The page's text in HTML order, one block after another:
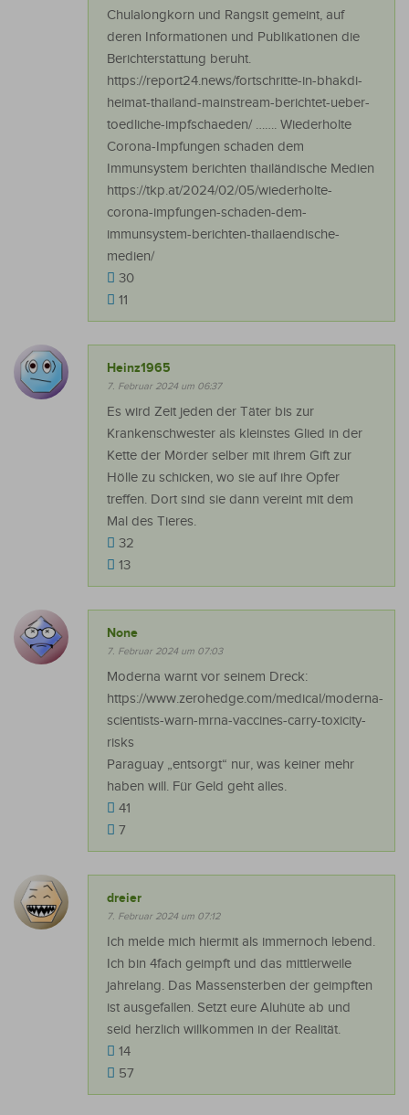
Chulalongkorn und Rangsit gemeint, auf
deren Informationen und Publikationen die
Berichterstattung beruht.
https://report24.news/fortschritte-in-bhakdi-
heimat-thailand-mainstream-berichtet-ueber-
toedliche-impfschaeden/ ……. Wiederholte
Corona-Impfungen schaden dem
Immunsystem berichten thailändische Medien
https://tkp.at/2024/02/05/wiederholte-
corona-impfungen-schaden-dem-
immunsystem-berichten-thailaendische-
medien/
30
11
Heinz1965
7. Februar 2024 um 06:37
Es wird Zeit jeden der Täter bis zur
Krankenschwester als kleinstes Glied in der
Kette der Mörder selber mit ihrem Gift zur
Hölle zu schicken, wo sie auf ihre Opfer
treffen. Dort sind sie dann vereint mit dem
Mal des Tieres.
32
13
None
7. Februar 2024 um 07:03
Moderna warnt vor seinem Dreck:
https://www.zerohedge.com/medical/moderna-
scientists-warn-mrna-vaccines-carry-toxicity-
risks
Paraguay „entsorgt“ nur, was keiner mehr
haben will. Für Geld geht alles.
41
7
dreier
7. Februar 2024 um 07:12
Ich melde mich hiermit als immernoch lebend.
Ich bin 4fach geimpft und das mittlerweile
jahrelang. Das Massensterben der geimpften
ist ausgefallen. Setzt eure Aluhüte ab und
seid herzlich willkommen in der Realität.
14
57